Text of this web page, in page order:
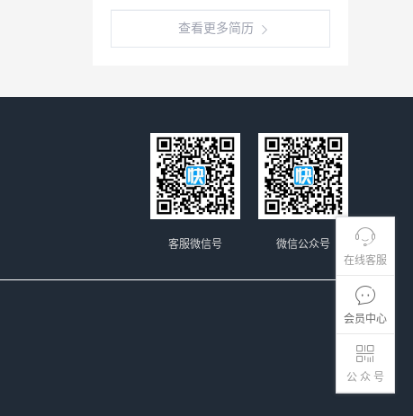
在线客服
会员中心
公 众 号
查看更多简历
微信公众号
客服微信号